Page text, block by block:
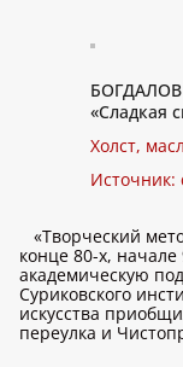
БОГДАЛОВ
«Сладкая
Холст,
Источник:
«Творческий
конце 80-х, начале
академическую
Суриковского
искусства
переулка и